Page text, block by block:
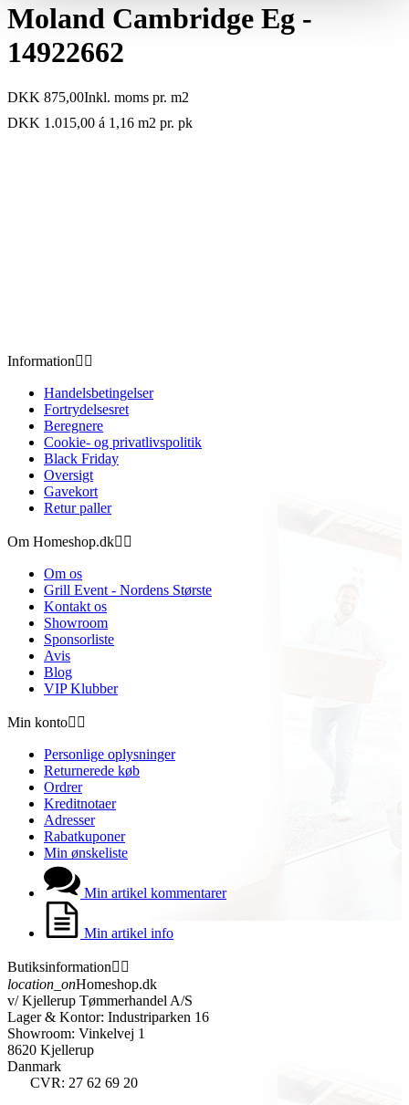
Moland Cambridge Eg -
14922662
DKK 875,00Inkl. moms pr. m2
DKK 1.015,00 á 1,16 m2 pr. pk
Information 
Handelsbetingelser
Fortrydelsesret
Beregnere
Cookie- og privatlivspolitik
Black Friday
Oversigt
Gavekort
Retur paller
Om Homeshop.dk 
Om os
Grill Event - Nordens Største
Kontakt os
Showroom
Sponsorliste
Avis
Blog
VIP Klubber
Min konto 
Personlige oplysninger
Returnerede køb
Ordrer
Kreditnotaer
Adresser
Rabatkuponer
Min ønskeliste
Min artikel kommentarer
Min artikel info
Butiksinformation 
location_onHomeshop.dk
v/ Kjellerup Tømmerhandel A/S
Lager & Kontor: Industriparken 16
Showroom: Vinkelvej 1
8620 Kjellerup
Danmark
CVR: 27 62 69 20